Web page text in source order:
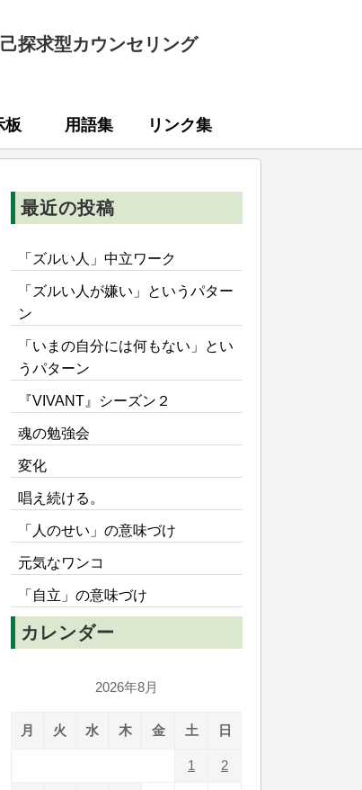
探求型カウンセリング
板 用語集 リンク集
最近の投稿
「ズルい人」中立ワーク
「ズルい人が嫌い」というパター
ン
「いまの自分には何もない」とい
うパターン
『VIVANT』シーズン２
魂の勉強会
変化
唱え続ける。
「人のせい」の意味づけ
元気なワンコ
「自立」の意味づけ
カレンダー
2026年8月
月 火 水 木 金 土 日
1 2